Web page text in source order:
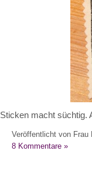
Sticken macht süchtig.
Veröffentlicht von Frau
8 Kommentare »